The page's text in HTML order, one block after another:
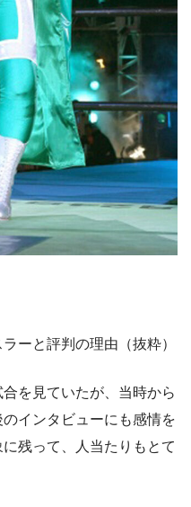
ーと評判の理由（抜粋）
を見ていたが、当時から
インタビューにも感情を
残って、人当たりもとて